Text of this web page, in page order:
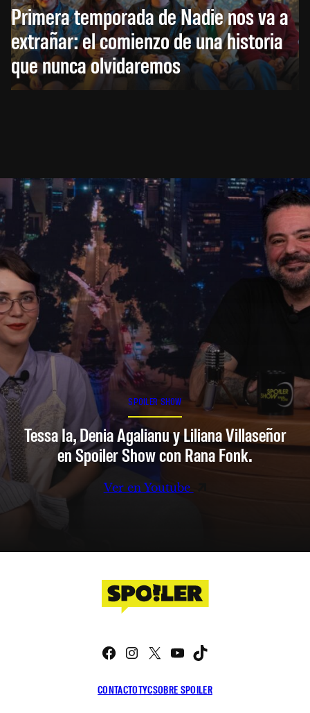
Primera temporada de Nadie nos va a
extrañar: el comienzo de una historia
que nunca olvidaremos
SPOILER SHOW
Tessa Ia, Denia Agalianu y Liliana Villaseñor
en Spoiler Show con Rana Fonk.
Ver en Youtube
CONTACTOTYCSOBRE SPOILER
Facebook
Instagram
X YouTube